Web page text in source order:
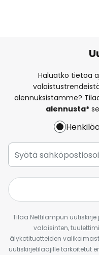
Haluatko tietoa
alennuksistamme?
alennusta*
Tilaa Nettilampun
valaisinten,
älykotituotteiden
uutiskirjetilaajille tarkoitetut